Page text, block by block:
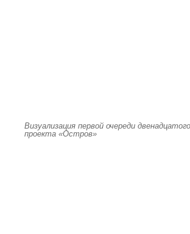
Визуализация первой очереди
проекта «Остров»